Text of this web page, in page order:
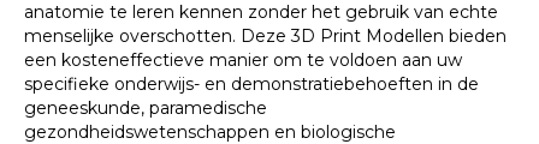
anatomie te leren kennen zonder het gebruik van echte
menselijke overschotten. Deze 3D Print Modellen bieden
een kosteneffectieve manier om te voldoen aan uw
specifieke onderwijs- en demonstratiebehoeften in de
geneeskunde, paramedische
gezondheidswetenschappen en biologische